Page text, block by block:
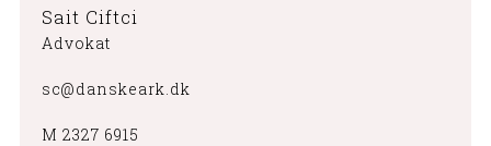
Sait Ciftci
Advokat
sc@danskeark.dk
M 2327 6915